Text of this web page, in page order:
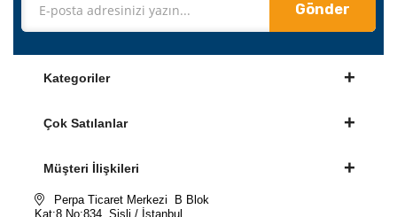
Gönder
Kategoriler
Çok Satılanlar
Müşteri İlişkileri
Perpa Ticaret Merkezi B Blok
Kat:8 No:834 Şişli / İstanbul